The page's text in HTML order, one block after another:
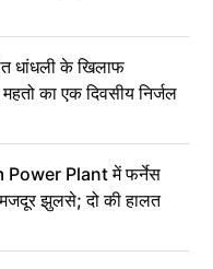
धांधली के खिलाफ
का एक दिवसीय निर्जल
Power Plant में फर्नेस
झुलसे; दो की हालत